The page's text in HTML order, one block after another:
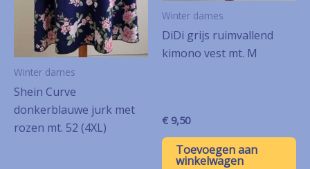
Winter dames
Shein Curve
donkerblauwe jurk met
rozen mt. 52 (4XL)
Winter dames
DiDi grijs ruimvallend
kimono vest mt. M
€ 9,50
Toevoegen aan
winkelwagen